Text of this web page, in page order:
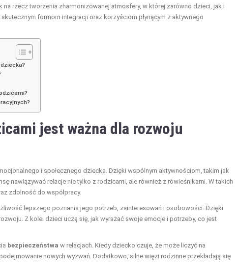
rzecz tworzenia zharmonizowanej atmosfery, w której zarówno dzieci, jak i
formom integracji oraz korzyściom płynącym z aktywnego
jest ważna dla rozwoju
i społecznego dziecka. Dzięki wspólnym aktywnościom, takim jak
nawiązywać relacje nie tylko z rodzicami, ale również z rówieśnikami. W takich
zdolność do współpracy.
lepszego poznania jego potrzeb, zainteresowań i osobowości. Dzięki
Z kolei dzieci uczą się, jak wyrażać swoje emocje i potrzeby, co jest
bezpieczeństwa w relacjach. Kiedy dziecko czuje, że może liczyć na
nowych wyzwań. Dodatkowo, silne więzi rodzinne przekładają się